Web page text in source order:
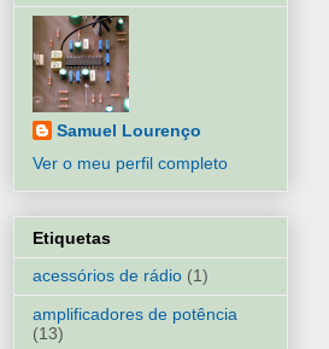
Samuel Lourenço
Ver o meu perfil completo
Etiquetas
acessórios de rádio (1)
amplificadores de potência
(13)